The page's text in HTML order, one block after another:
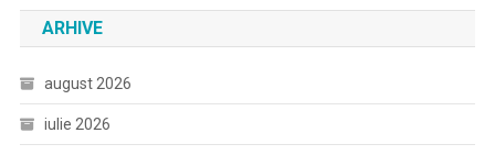
ARHIVE
august 2026
iulie 2026